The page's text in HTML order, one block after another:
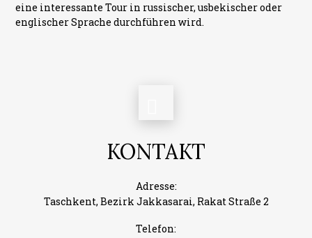
eine interessante Tour in russischer, usbekischer oder
englischer Sprache durchführen wird.
KONTAKT
Adresse:
Taschkent, Bezirk Jakkasarai, Rakat Straße 2
Telefon: